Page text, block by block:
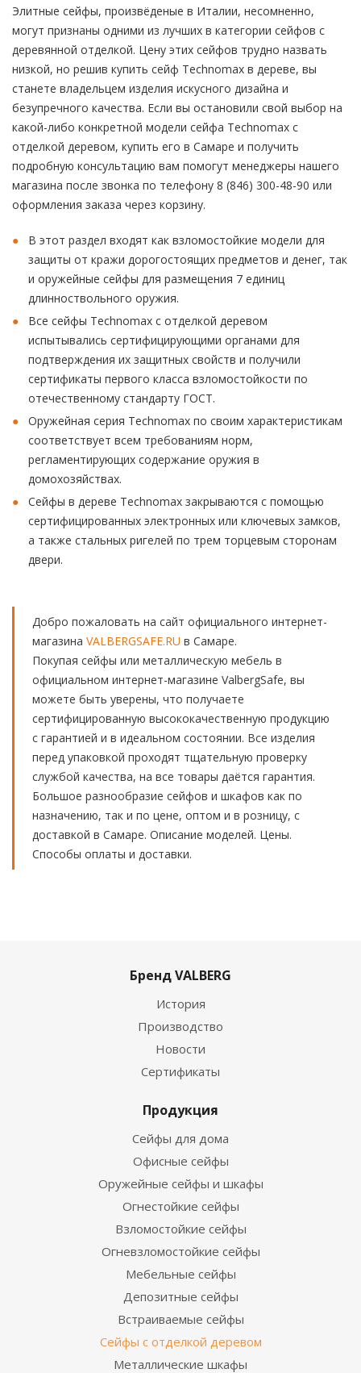
Элитные сейфы, произвёденые в Италии, несомненно,
могут признаны одними из лучших в категории сейфов с
деревянной отделкой. Цену этих сейфов трудно назвать
низкой, но решив купить сейф Technomax в дереве, вы
станете владельцем изделия искусного дизайна и
безупречного качества. Если вы остановили свой выбор на
какой-либо конкретной модели сейфа Technomax с
отделкой деревом, купить его в Самаре и получить
подробную консультацию вам помогут менеджеры нашего
магазина после звонка по телефону 8 (846) 300-48-90 или
оформления заказа через корзину.
В этот раздел входят как взломостойкие модели для
защиты от кражи дорогостоящих предметов и денег, так
и оружейные сейфы для размещения 7 единиц
длинноствольного оружия.
Все сейфы Technomax с отделкой деревом
испытывались сертифицирующими органами для
подтверждения их защитных свойств и получили
сертификаты первого класса взломостойкости по
отечественному стандарту ГОСТ.
Оружейная серия Technomax по своим характеристикам
соответствует всем требованиям норм,
регламентирующих содержание оружия в
домохозяйствах.
Сейфы в дереве Technomax закрываются с помощью
сертифицированных электронных или ключевых замков,
а также стальных ригелей по трем торцевым сторонам
двери.
Добро пожаловать на сайт официального интернет-
магазина VALBERGSAFE.RU в Самаре.
Покупая сейфы или металлическую мебель в
официальном интернет-магазине ValbergSafe, вы
можете быть уверены, что получаете
сертифицированную высококачественную продукцию
с гарантией и в идеальном состоянии. Все изделия
перед упаковкой проходят тщательную проверку
службой качества, на все товары даётся гарантия.
Большое разнообразие сейфов и шкафов как по
назначению, так и по цене, оптом и в розницу, с
доставкой в Самаре. Описание моделей. Цены.
Способы оплаты и доставки.
Бренд VALBERG
История
Производство
Новости
Сертификаты
Продукция
Сейфы для дома
Офисные сейфы
Оружейные сейфы и шкафы
Огнестойкие сейфы
Взломостойкие сейфы
Огневзломостойкие сейфы
Мебельные сейфы
Депозитные сейфы
Встраиваемые сейфы
Сейфы с отделкой деревом
Металлические шкафы